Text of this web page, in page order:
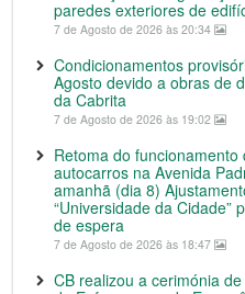
paredes exteriores de
7 de Agosto de 2026 às 20:34
Condicionamentos
Agosto devido a obras de
da Cabrita
7 de Agosto de 2026 às 19:02
Retoma do
autocarros na Avenida
amanhã (dia 8)
“Universidade da Cidade”
de espera
7 de Agosto de 2026 às 18:47
CB realizou a cerimónia